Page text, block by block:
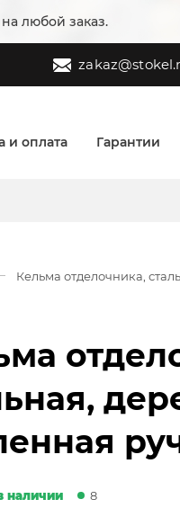
любой заказ.
и оплата Гарантии
Кельма отделочника,
наличии 8